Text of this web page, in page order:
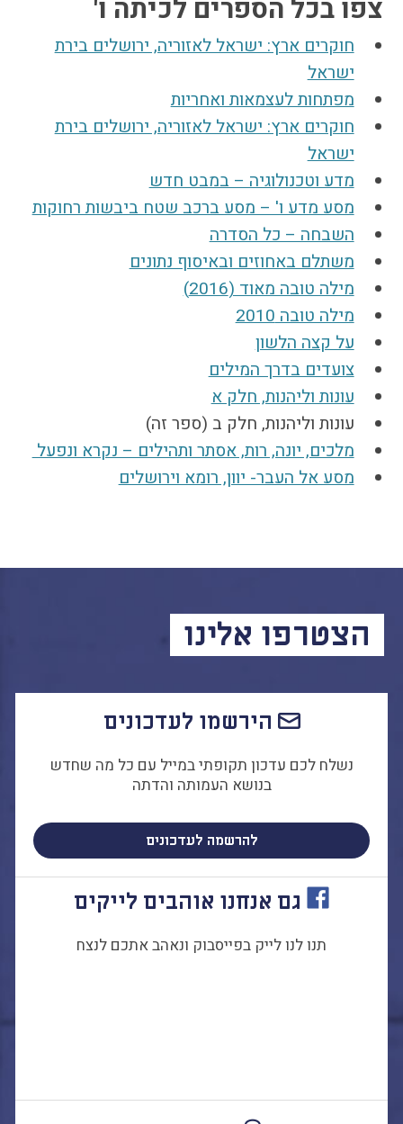
צפו בכל הספרים לכיתה ו'
חוקרים ארץ: ישראל לאזוריה, ירושלים בירת
ישראל
מפתחות לעצמאות ואחריות
חוקרים ארץ: ישראל לאזוריה, ירושלים בירת
ישראל
מדע וטכנולוגיה – במבט חדש
מסע מדע ו' – מסע ברכב שטח ביבשות רחוקות
השבחה – כל הסדרה
משתלם באחוזים ובאיסוף נתונים
מילה טובה מאוד (2016)
מילה טובה 2010
על קצה הלשון
צועדים בדרך המילים
עונות וליהנות, חלק א
עונות וליהנות, חלק ב (ספר זה)
מלכים, יונה, רות, אסתר ותהילים – נקרא ‏ונפעל ‏
מסע אל העבר- יוון, רומא וירושלים
הצטרפו אלינו
הירשמו לעדכונים
נשלח לכם עדכון תקופתי במייל עם כל מה שחדש
בנושא העמותה והדתה
להרשמה לעדכונים
גם אנחנו אוהבים לייקים
תנו לנו לייק בפייסבוק ונאהב אתכם לנצח